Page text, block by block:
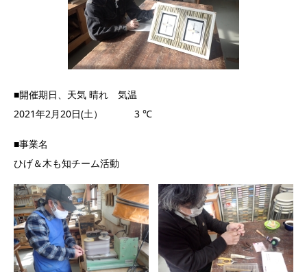
■開催期日、天気 晴れ 気温
2021年2月20日(土） 3 ℃
■事業名
ひげ＆木も知チーム活動